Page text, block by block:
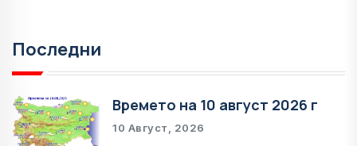
Последни
Времето на 10 август 2026 г
10 Август, 2026